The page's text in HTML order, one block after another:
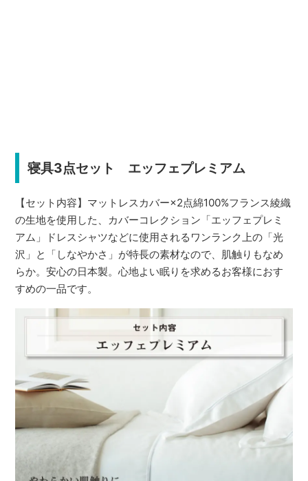
寝具3点セット エッフェプレミアム
【セット内容】マットレスカバー×2点綿100%フランス綾織
の生地を使用した、カバーコレクション「エッフェプレミ
アム」ドレスシャツなどに使用されるワンランク上の「光
沢」と「しなやかさ」が特長の素材なので、肌触りもなめ
らか。安心の日本製。心地よい眠りを求めるお客様におす
すめの一品です。